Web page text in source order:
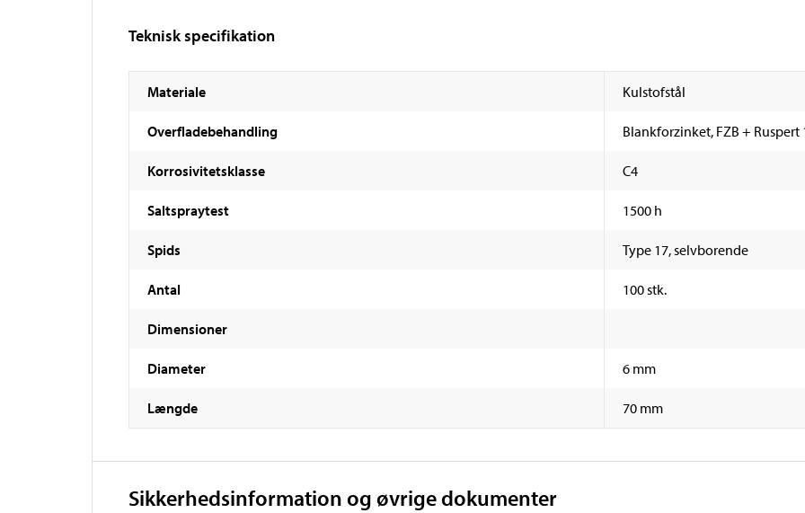
Teknisk specifikation
Materiale Kulstofstål
Overfladebehandling Blankforzinket, FZB + Ruspert
Korrosivitetsklasse C4
Saltspraytest 1500 h
Spids Type 17, selvborende
Antal 100 stk.
Dimensioner
Diameter 6 mm
Længde 70 mm
Sikkerhedsinformation og øvrige dokumenter